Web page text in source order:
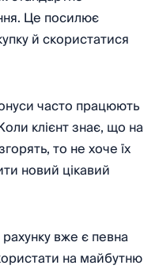
Це посилює
й скористатися
часто працюють
клієнт знає, що на
то не хоче їх
новий цікавий
вже є певна
на майбутню